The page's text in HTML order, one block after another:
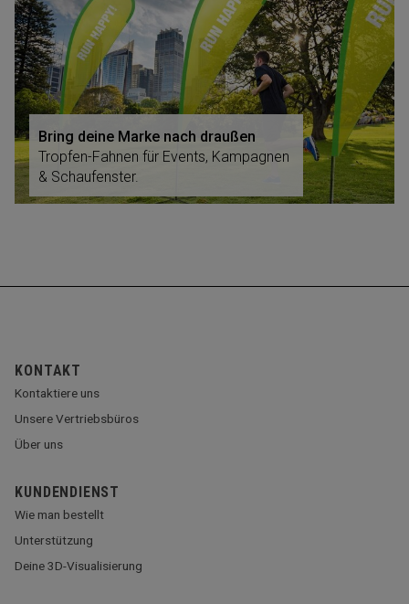
Bring deine Marke nach draußen
Tropfen-Fahnen für Events, Kampagnen
& Schaufenster.
KONTAKT
Kontaktiere uns
Unsere Vertriebsbüros
Über uns
KUNDENDIENST
Wie man bestellt
Unterstützung
Deine 3D-Visualisierung